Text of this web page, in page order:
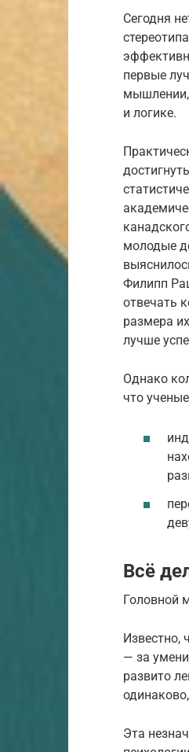
Сегодня
первые
мышлении,
и логике.
молодые
Филипп
отвечать
размера
лучше
Однако
что
Всё
Головной
Известно,
— за
развито
Эта